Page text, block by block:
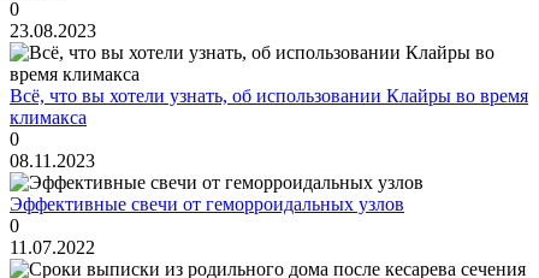
0
23.08.2023
Всё, что вы хотели узнать, об использовании Клайры во время
климакса
0
08.11.2023
Эффективные свечи от геморроидальных узлов
0
11.07.2022